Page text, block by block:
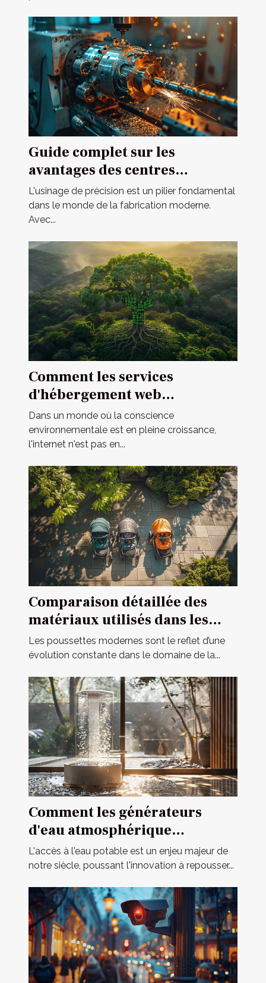
Guide complet sur les
avantages des centres
d'usinage multi-axes
L'usinage de précision est un pilier fondamental
dans le monde de la fabrication moderne.
Avec...
Comment les services
d'hébergement web
écologiques contribuent à un
internet durable
Dans un monde où la conscience
environnementale est en pleine croissance,
l'internet n'est pas en...
Comparaison détaillée des
matériaux utilisés dans les
poussettes modernes
Les poussettes modernes sont le reflet d’une
évolution constante dans le domaine de la...
Comment les générateurs
d'eau atmosphérique
révolutionnent l'accès à l'eau
potable
L'accès à l'eau potable est un enjeu majeur de
notre siècle, poussant l'innovation à repousser...